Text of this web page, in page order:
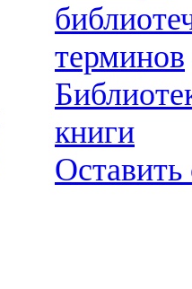
терминов
книги
Оставить